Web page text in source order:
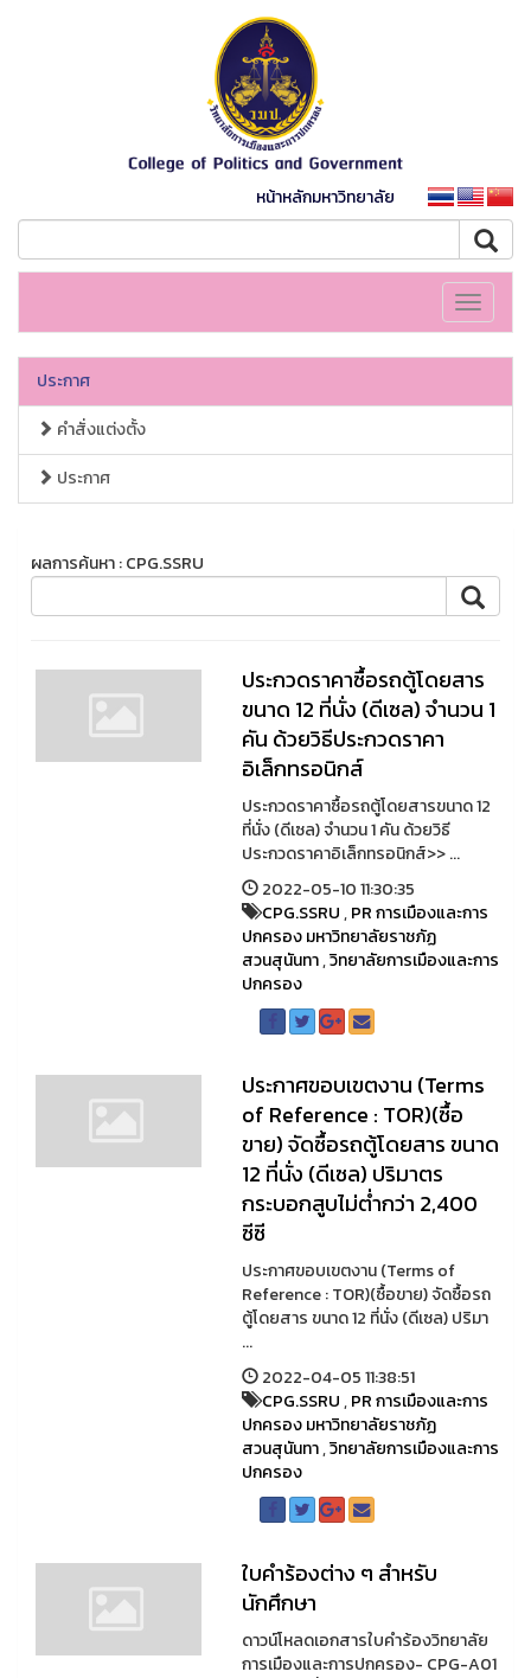
หน้าหลักมหาวิทยาลัย
Toggle
ประกาศ
คำสั่งแต่งตั้ง
ประกาศ
ผลการค้นหา : CPG.SSRU
ประกวดราคาซื้อรถตู้โดยสาร
ขนาด 12 ที่นั่ง (ดีเซล) จำนวน 1
คัน ด้วยวิธีประกวดราคา
อิเล็กทรอนิกส์
ประกวดราคาซื้อรถตู้โดยสารขนาด 12
ที่นั่ง (ดีเซล) จำนวน 1 คัน ด้วยวิธี
ประกวดราคาอิเล็กทรอนิกส์>> ...
2022-05-10 11:30:35
CPG.SSRU,PR การเมืองและการ
ปกครอง มหาวิทยาลัยราชภัฏ
สวนสุนันทา,วิทยาลัยการเมืองและการ
ปกครอง
ประกาศขอบเขตงาน (Terms
of Reference : TOR)(ซื้อ
ขาย) จัดซื้อรถตู้โดยสาร ขนาด
12 ที่นั่ง (ดีเซล) ปริมาตร
กระบอกสูบไม่ต่ำกว่า 2,400
ซีซี
ประกาศขอบเขตงาน (Terms of
Reference : TOR)(ซื้อขาย) จัดซื้อรถ
ตู้โดยสาร ขนาด 12 ที่นั่ง (ดีเซล) ปริมา
...
2022-04-05 11:38:51
CPG.SSRU,PR การเมืองและการ
ปกครอง มหาวิทยาลัยราชภัฏ
สวนสุนันทา,วิทยาลัยการเมืองและการ
ปกครอง
ใบคำร้องต่าง ๆ สำหรับ
นักศึกษา
ดาวน์โหลดเอกสารใบคำร้องวิทยาลัย
การเมืองและการปกครอง- CPG-A01